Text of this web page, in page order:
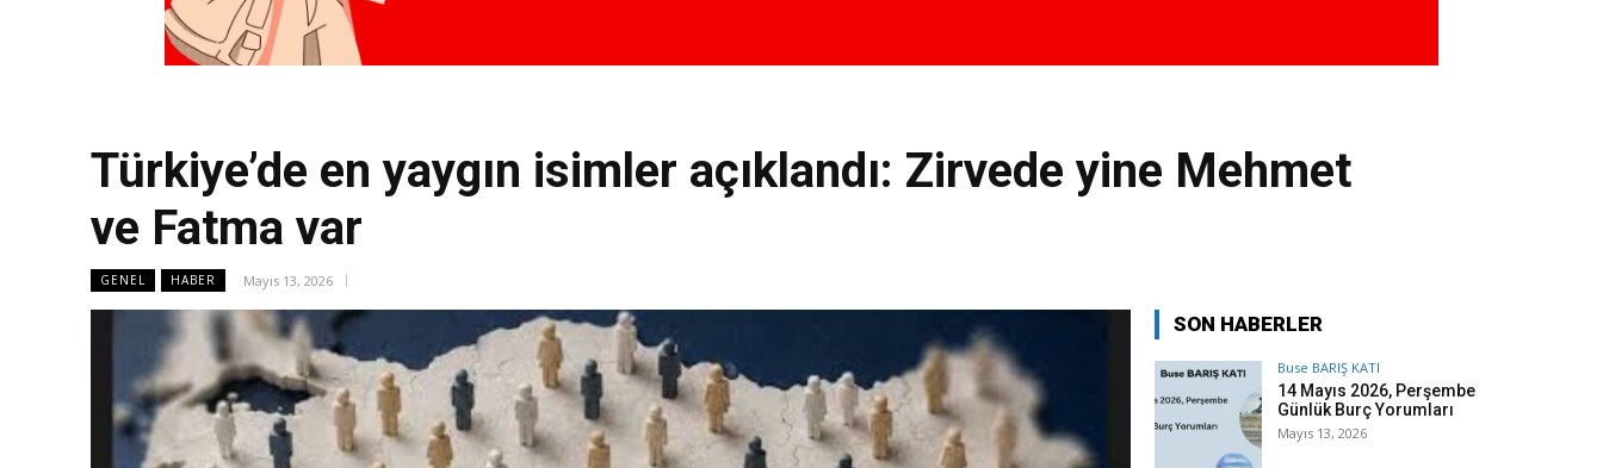
Türkiye’de en yaygın isimler açıklandı: Zirvede yine Mehmet
ve Fatma var
GENEL HABER Mayıs 13, 2026
SON HABERLER
Buse BARIŞ KATI
14 Mayıs 2026, Perşembe
Günlük Burç Yorumları
Mayıs 13, 2026